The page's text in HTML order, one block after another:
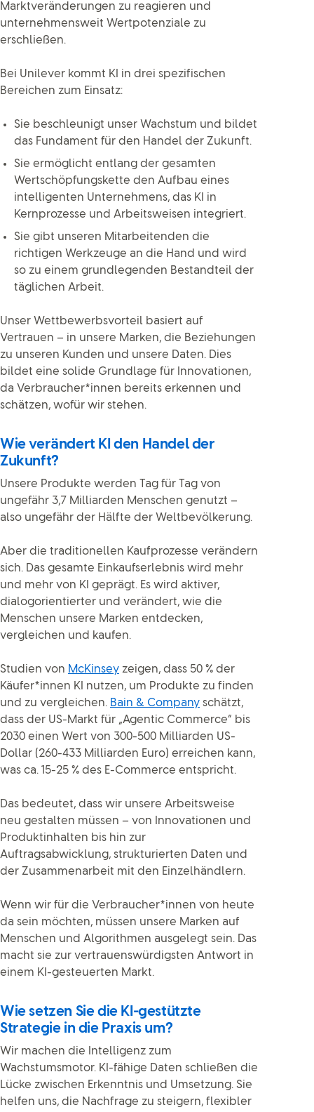
Marktveränderungen zu reagieren und
unternehmensweit Wertpotenziale zu
erschließen.
Bei Unilever kommt KI in drei spezifischen
Bereichen zum Einsatz:
Sie beschleunigt unser Wachstum und bildet
das Fundament für den Handel der Zukunft.
Sie ermöglicht entlang der gesamten
Wertschöpfungskette den Aufbau eines
intelligenten Unternehmens, das KI in
Kernprozesse und Arbeitsweisen integriert.
Sie gibt unseren Mitarbeitenden die
richtigen Werkzeuge an die Hand und wird
so zu einem grundlegenden Bestandteil der
täglichen Arbeit.
Unser Wettbewerbsvorteil basiert auf
Vertrauen – in unsere Marken, die Beziehungen
zu unseren Kunden und unsere Daten. Dies
bildet eine solide Grundlage für Innovationen,
da Verbraucher*innen bereits erkennen und
schätzen, wofür wir stehen.
Wie verändert KI den Handel der
Zukunft?
Unsere Produkte werden Tag für Tag von
ungefähr 3,7 Milliarden Menschen genutzt –
also ungefähr der Hälfte der Weltbevölkerung.
Aber die traditionellen Kaufprozesse verändern
sich. Das gesamte Einkaufserlebnis wird mehr
und mehr von KI geprägt. Es wird aktiver,
dialogorientierter und verändert, wie die
Menschen unsere Marken entdecken,
vergleichen und kaufen.
Studien von McKinsey zeigen, dass 50 % der
Käufer*innen KI nutzen, um Produkte zu finden
und zu vergleichen. Bain & Company schätzt,
dass der US-Markt für „Agentic Commerce“ bis
2030 einen Wert von 300-500 Milliarden US-
Dollar (260-433 Milliarden Euro) erreichen kann,
was ca. 15-25 % des E-Commerce entspricht.
Das bedeutet, dass wir unsere Arbeitsweise
neu gestalten müssen – von Innovationen und
Produktinhalten bis hin zur
Auftragsabwicklung, strukturierten Daten und
der Zusammenarbeit mit den Einzelhändlern.
Wenn wir für die Verbraucher*innen von heute
da sein möchten, müssen unsere Marken auf
Menschen und Algorithmen ausgelegt sein. Das
macht sie zur vertrauenswürdigsten Antwort in
einem KI-gesteuerten Markt.
Wie setzen Sie die KI-gestützte
Strategie in die Praxis um?
Wir machen die Intelligenz zum
Wachstumsmotor. KI-fähige Daten schließen die
Lücke zwischen Erkenntnis und Umsetzung. Sie
helfen uns, die Nachfrage zu steigern, flexibler